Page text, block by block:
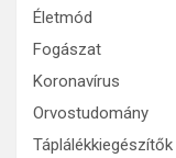
Életmód
Fogászat
Koronavírus
Orvostudomány
Táplálékkiegészítők